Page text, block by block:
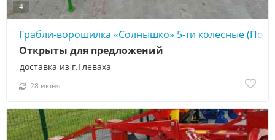
4
Грабли-ворошилка «Солнышко» 5-ти колесные
доставка из г.Глеваха
Открыты для предложений
28 июня